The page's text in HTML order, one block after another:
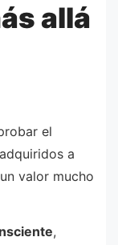
allá
el
a
valor mucho
,